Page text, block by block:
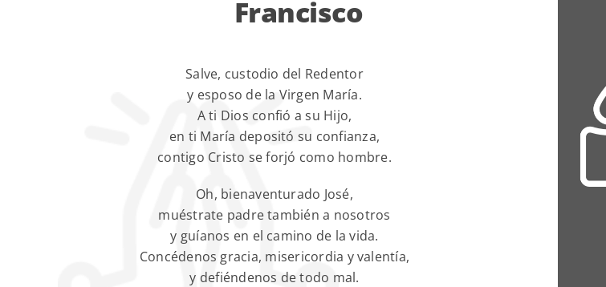
Francisco
Salve, custodio del Redentor
y esposo de la Virgen María.
A ti Dios confió a su Hijo,
en ti María depositó su confianza,
contigo Cristo se forjó como hombre.
Oh, bienaventurado José,
muéstrate padre también a nosotros
y guíanos en el camino de la vida.
Concédenos gracia, misericordia y valentía,
y defiéndenos de todo mal.